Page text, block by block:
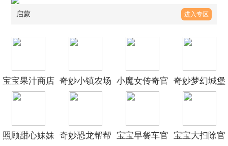
启蒙 进入专区
宝宝果汁商店
官方版
奇妙小镇农场
破解版
小魔女传奇官
方版
奇妙梦幻城堡
宝宝巴士下载
v9.93.00.00
照顾甜心妹妹 奇妙恐龙帮帮 宝宝早餐车官 宝宝大扫除官